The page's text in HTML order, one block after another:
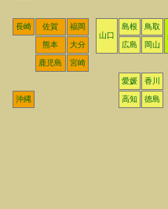
長崎 佐賀
福岡
山口
島根
鳥取
熊本
大分 広島 岡山
鹿児島 宮崎
愛媛 香川
沖縄 高知 徳島